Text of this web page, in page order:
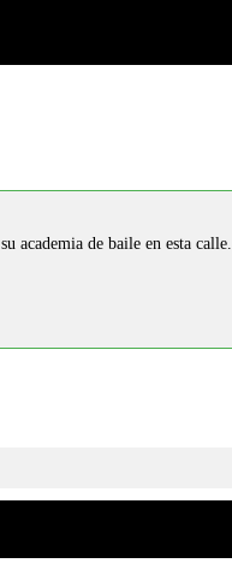
academia de baile en esta calle.